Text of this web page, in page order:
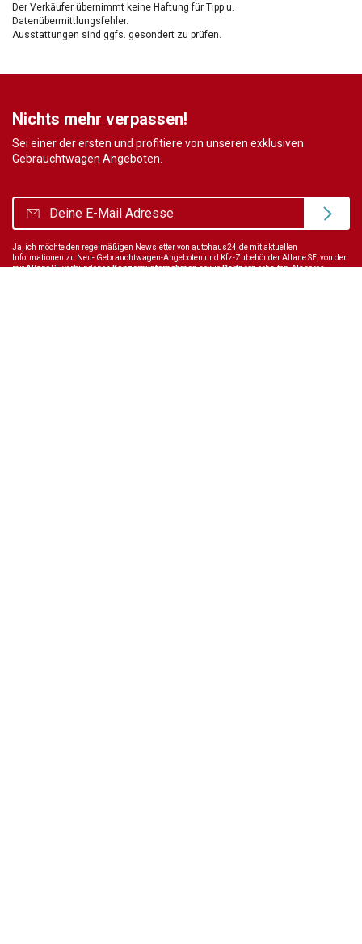
Der Verkäufer übernimmt keine Haftung für Tipp u.
Datenübermittlungsfehler.
Ausstattungen sind ggfs. gesondert zu prüfen.
Nichts mehr verpassen!
Sei einer der ersten und profitiere von unseren exklusiven
Gebrauchtwagen Angeboten.
Ja, ich möchte den regelmäßigen Newsletter von autohaus24.de mit aktuellen
Informationen zu Neu- Gebrauchtwagen-Angeboten und Kfz-Zubehör der Allane SE, von den
mit Allane SE verbundenenKonzernunternehmensowiePartnernerhalten. Näheres